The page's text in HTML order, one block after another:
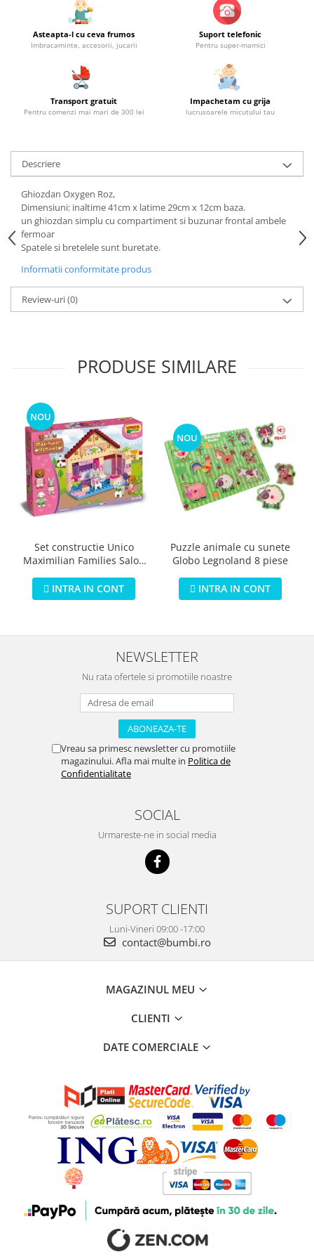
Asteapta-l cu ceva frumos
Imbracaminte, accesorii, jucarii
Suport telefonic
Pentru super-mamici
Transport gratuit
Pentru comenzi mai mari de 300 lei
Impachetam cu grija
lucrusoarele micutului tau
Descriere
Ghiozdan Oxygen Roz,
Dimensiuni: inaltime 41cm x latime 29cm x 12cm baza.
un ghiozdan simplu cu compartiment si buzunar frontal ambele
fermoar
Spatele si bretelele sunt buretate.
Informatii conformitate produs
Review-uri(0)
PRODUSE SIMILARE
NOU
Set constructie Unico
Maximilian Families Salon
INTRA IN CONT
NOU
Puzzle animale cu sunete
Globo Legnoland 8 piese
INTRA IN CONT
NEWSLETTER
Nu rata ofertele si promotiile noastre
Vreau sa primesc newsletter cu promotiile
magazinului. Afla mai multe in Politica de
Confidentialitate
SOCIAL
Urmareste-ne in social media
SUPORT CLIENTI
Luni-Vineri 09:00 -17:00
contact@bumbi.ro
MAGAZINUL MEU
CLIENTI
DATE COMERCIALE